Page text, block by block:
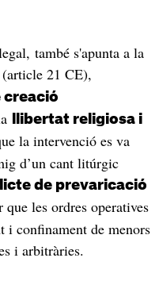
també s'apunta a la
(article 21 CE),
creació
llibertat religiosa i
la intervenció es va
d’un cant litúrgic
de prevaricació
que les ordres operatives
i confinament de menors
i arbitràries.